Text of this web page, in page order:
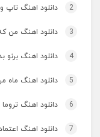
2 دانلود اهنگ تاپ و توپ ۷ از دی
3 دانلود اهنگ من
4 دانلود اهنگ برنو بدوش ۲ از
5 دانلود اهنگ ماه
6 دانلود اهنگ تروما
7 دانلود اهنگ